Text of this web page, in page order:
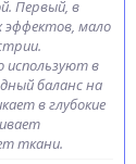
Первый, в
эффектов, мало
используют в
баланс на
в глубокие
ткани.